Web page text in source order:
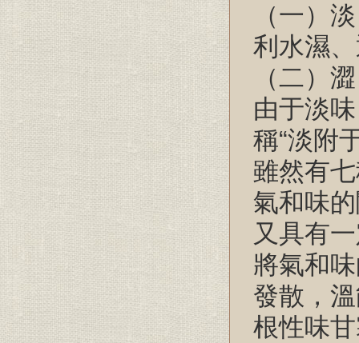
（一）
利水濕
（二）
由于淡
稱“淡附
雖然有
氣和味
又具有
將氣和
發散，
根性味